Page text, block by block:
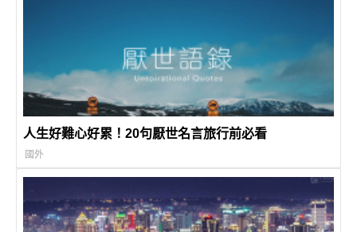
人生好難心好累！20句厭世名言旅行前必看
國外